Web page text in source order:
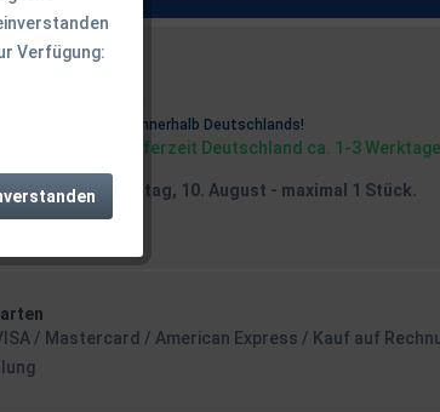
€ *
innerhalb Deutschlands!
versandfertig, Lieferzeit Deutschland ca. 1-3 Werktage
Versand am Montag, 10. August - maximal 1 Stück.
/ Mastercard / American Express / Kauf auf
Verfügung: